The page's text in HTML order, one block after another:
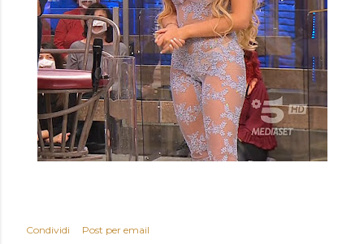
Condividi
Post per email